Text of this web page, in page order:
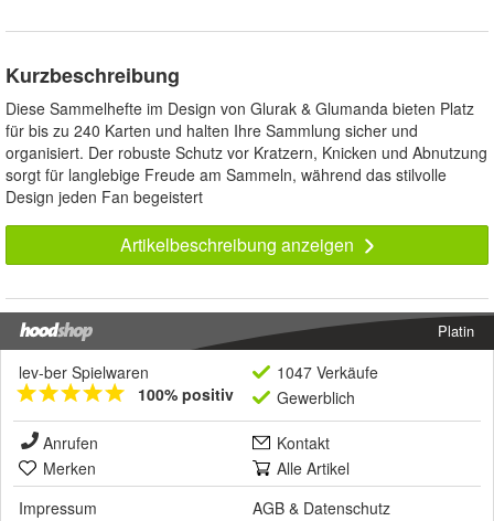
Kurzbeschreibung
Diese Sammelhefte im Design von Glurak & Glumanda bieten Platz
für bis zu 240 Karten und halten Ihre Sammlung sicher und
organisiert. Der robuste Schutz vor Kratzern, Knicken und Abnutzung
sorgt für langlebige Freude am Sammeln, während das stilvolle
Design jeden Fan begeistert
Artikelbeschreibung anzeigen
Platin
lev-ber Spielwaren
100% positiv
1047 Verkäufe
Gewerblich
Anrufen
Kontakt
Merken
Alle Artikel
Impressum
AGB & Datenschutz